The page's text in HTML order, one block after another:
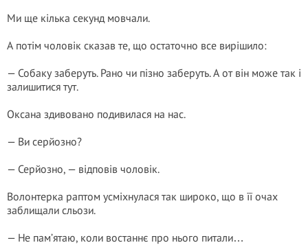
Ми ще кілька секунд мовчали.
А потім чоловік сказав те, що остаточно все вирішило:
— Собаку заберуть. Рано чи пізно заберуть. А от він може так і
залишитися тут.
Оксана здивовано подивилася на нас.
— Ви серйозно?
— Серйозно, — відповів чоловік.
Волонтерка раптом усміхнулася так широко, що в її очах
заблищали сльози.
— Не пам’ятаю, коли востаннє про нього питали…